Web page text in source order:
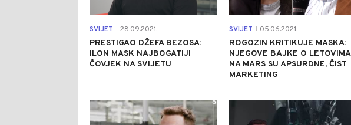
SVIJET 28.09.2021.
PRESTIGAO DŽEFA BEZOSA:
ILON MASK NAJBOGATIJI
ČOVJEK NA SVIJETU
SVIJET 05.06.2021.
ROGOZIN KRITIKUJE MASKA:
NJEGOVE BAJKE O LETOVIMA
NA MARS SU APSURDNE, ČIST
MARKETING
0